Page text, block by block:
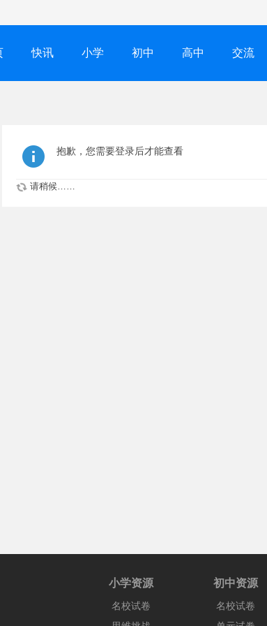
快讯 小学 初中 高中 交流
抱歉，您需要登录后才能查看
请稍候……
小学资源
名校试卷
初中资源
名校试卷